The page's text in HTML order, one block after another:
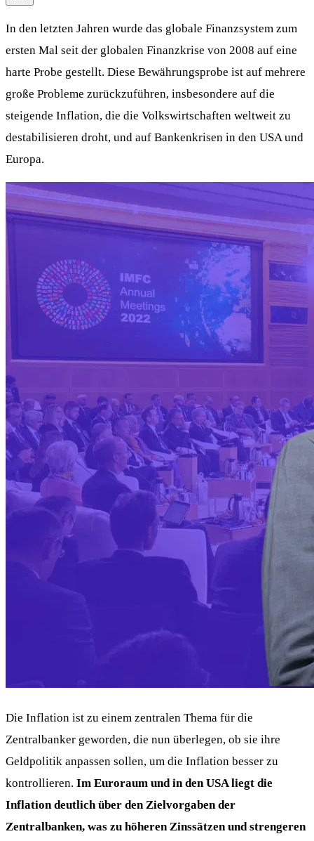
In den letzten Jahren wurde das globale Finanzsystem zum
ersten Mal seit der globalen Finanzkrise von 2008 auf eine
harte Probe gestellt. Diese Bewährungsprobe ist auf mehrere
große Probleme zurückzuführen, insbesondere auf die
steigende Inflation, die die Volkswirtschaften weltweit zu
destabilisieren droht, und auf Bankenkrisen in den USA und
Europa.
Die Inflation ist zu einem zentralen Thema für die
Zentralbanker geworden, die nun überlegen, ob sie ihre
Geldpolitik anpassen sollen, um die Inflation besser zu
kontrollieren. Im Euroraum und in den USA liegt die
Inflation deutlich über den Zielvorgaben der
Zentralbanken, was zu höheren Zinssätzen und strengeren